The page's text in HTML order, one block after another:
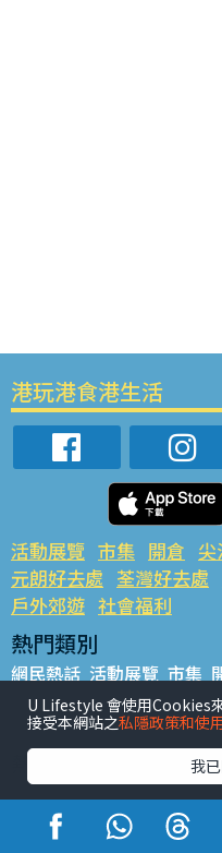
港玩港食港生活
活動展覽 市集 開倉
元朗好去處 荃灣好去處
戶外郊遊 社會福利
熱門類別
網民熱話 活動展覽 市集
銅鑼灣好去處 元朗好去處
餐廳情報 戶外郊遊
熱門標籤
#UGO搵好去處 #人氣活
#親子玩樂好去處
#UJetso禮物放送
U Lifestyle 會使用Cookies
接受本網站之私隱政策和使
我